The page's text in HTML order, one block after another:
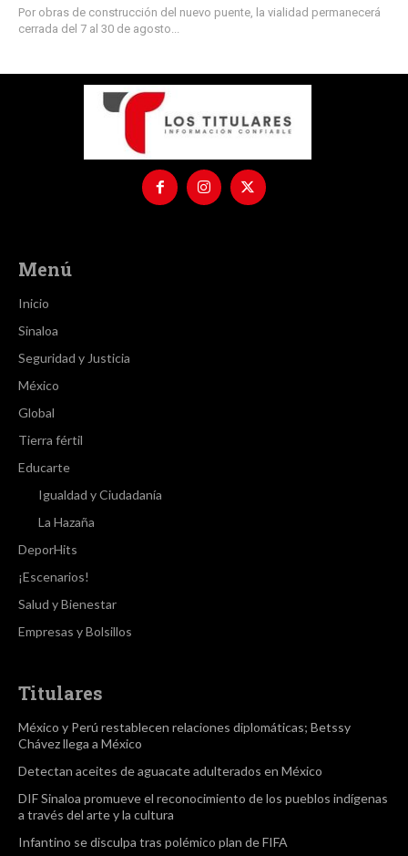
Por obras de construcción del nuevo puente, la vialidad permanecerá
cerrada del 7 al 30 de agosto...
Menú
Inicio
Sinaloa
Seguridad y Justicia
México
Global
Tierra fértil
Educarte
Igualdad y Ciudadanía
La Hazaña
DeporHits
¡Escenarios!
Salud y Bienestar
Empresas y Bolsillos
Titulares
México y Perú restablecen relaciones diplomáticas; Betssy
Chávez llega a México
Detectan aceites de aguacate adulterados en México
DIF Sinaloa promueve el reconocimiento de los pueblos indígenas
a través del arte y la cultura
Infantino se disculpa tras polémico plan de FIFA